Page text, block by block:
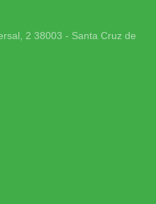
2 38003 - Santa Cruz de